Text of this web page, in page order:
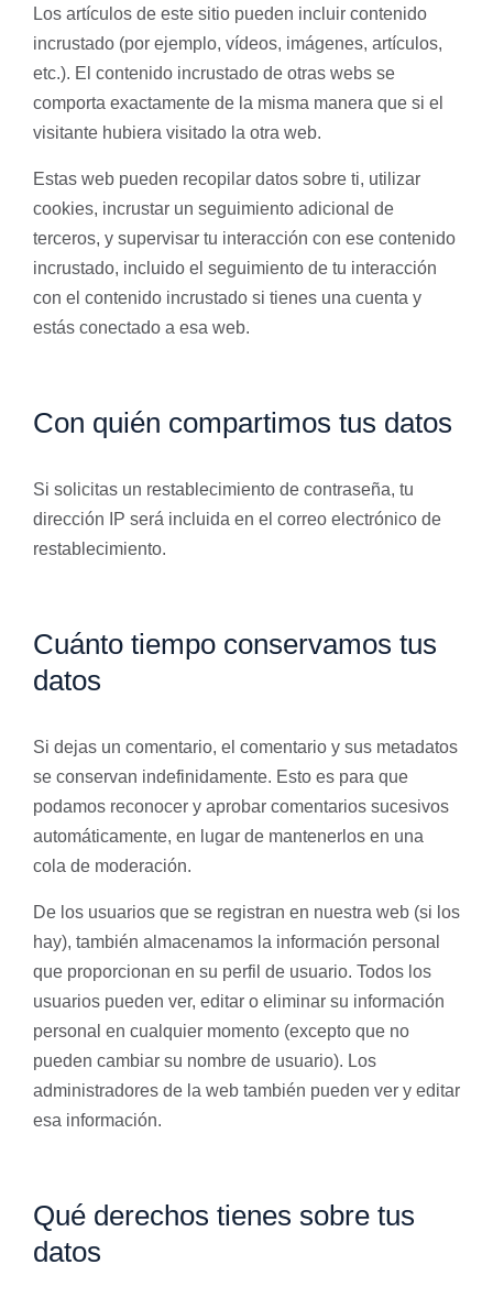
Los artículos de este sitio pueden incluir contenido
incrustado (por ejemplo, vídeos, imágenes, artículos,
etc.). El contenido incrustado de otras webs se
comporta exactamente de la misma manera que si el
visitante hubiera visitado la otra web.
Estas web pueden recopilar datos sobre ti, utilizar
cookies, incrustar un seguimiento adicional de
terceros, y supervisar tu interacción con ese contenido
incrustado, incluido el seguimiento de tu interacción
con el contenido incrustado si tienes una cuenta y
estás conectado a esa web.
Con quién compartimos tus datos
Si solicitas un restablecimiento de contraseña, tu
dirección IP será incluida en el correo electrónico de
restablecimiento.
Cuánto tiempo conservamos tus
datos
Si dejas un comentario, el comentario y sus metadatos
se conservan indefinidamente. Esto es para que
podamos reconocer y aprobar comentarios sucesivos
automáticamente, en lugar de mantenerlos en una
cola de moderación.
De los usuarios que se registran en nuestra web (si los
hay), también almacenamos la información personal
que proporcionan en su perfil de usuario. Todos los
usuarios pueden ver, editar o eliminar su información
personal en cualquier momento (excepto que no
pueden cambiar su nombre de usuario). Los
administradores de la web también pueden ver y editar
esa información.
Qué derechos tienes sobre tus
datos